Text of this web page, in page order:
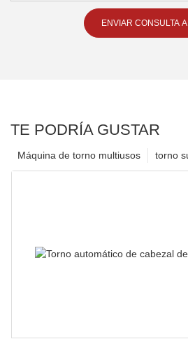
ENVIAR CONSULTA
TE PODRÍA GUSTAR
torno
Máquina de torno multiusos